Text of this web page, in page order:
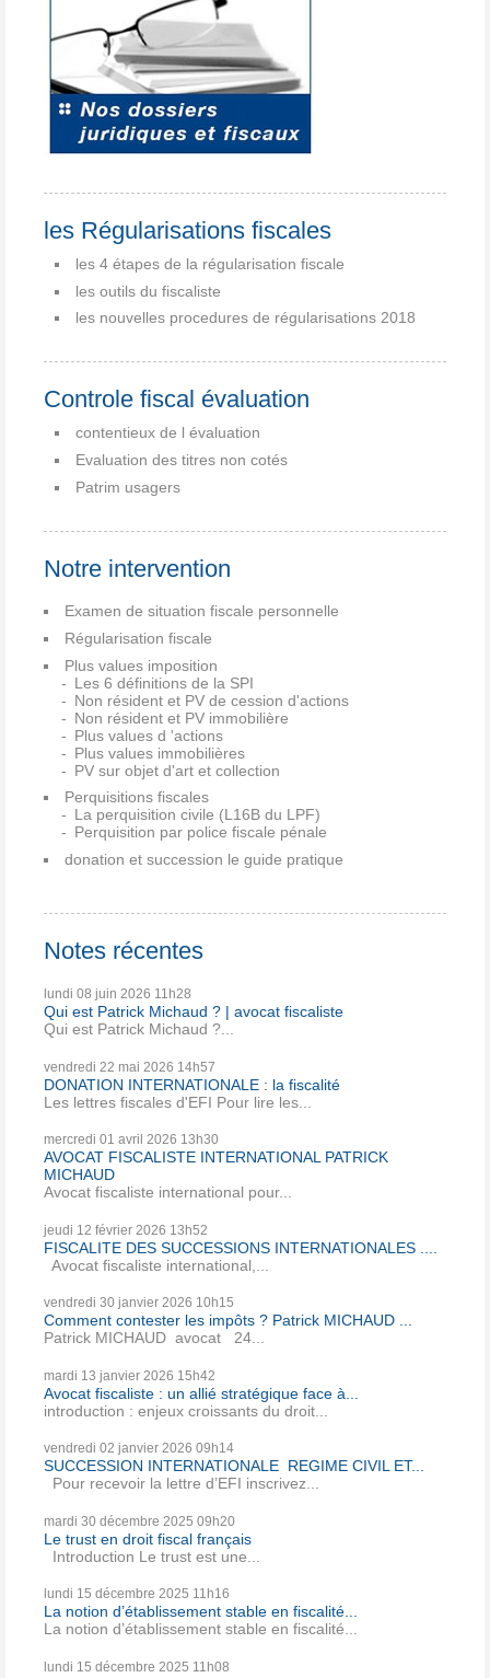
les Régularisations fiscales
les 4 étapes de la régularisation fiscale
les outils du fiscaliste
les nouvelles procedures de régularisations 2018
Controle fiscal évaluation
contentieux de l évaluation
Evaluation des titres non cotés
Patrim usagers
Notre intervention
Examen de situation fiscale personnelle
Régularisation fiscale
Plus values imposition
Les 6 définitions de la SPI
Non résident et PV de cession d'actions
Non résident et PV immobilière
Plus values d 'actions
Plus values immobilières
PV sur objet d'art et collection
Perquisitions fiscales
La perquisition civile (L16B du LPF)
Perquisition par police fiscale pénale
donation et succession le guide pratique
Notes récentes
lundi 08 juin 2026 11h28
Qui est Patrick Michaud ? | avocat fiscaliste
Qui est Patrick Michaud ?...
vendredi 22 mai 2026 14h57
DONATION INTERNATIONALE : la fiscalité
Les lettres fiscales d'EFI Pour lire les...
mercredi 01 avril 2026 13h30
AVOCAT FISCALISTE INTERNATIONAL PATRICK
MICHAUD
Avocat fiscaliste international pour...
jeudi 12 février 2026 13h52
FISCALITE DES SUCCESSIONS INTERNATIONALES ....
Avocat fiscaliste international,...
vendredi 30 janvier 2026 10h15
Comment contester les impôts ? Patrick MICHAUD ...
Patrick MICHAUD avocat 24...
mardi 13 janvier 2026 15h42
Avocat fiscaliste : un allié stratégique face à...
introduction : enjeux croissants du droit...
vendredi 02 janvier 2026 09h14
SUCCESSION INTERNATIONALE REGIME CIVIL ET...
Pour recevoir la lettre d’EFI inscrivez...
mardi 30 décembre 2025 09h20
Le trust en droit fiscal français
Introduction Le trust est une...
lundi 15 décembre 2025 11h16
La notion d’établissement stable en fiscalité...
La notion d’établissement stable en fiscalité...
lundi 15 décembre 2025 11h08